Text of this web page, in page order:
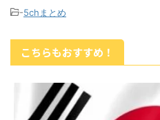
-5chまとめ
こちらもおすすめ！